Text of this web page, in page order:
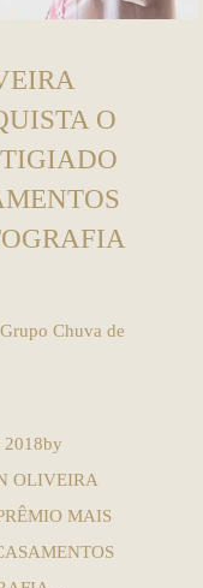
O
Chuva de
2018by
OLIVEIRA
MAIS